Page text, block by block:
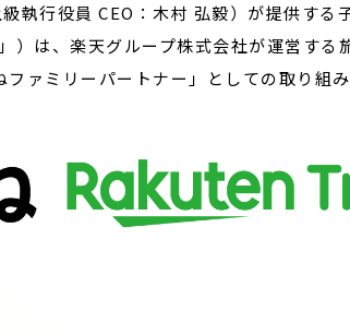
行役員 CEO：木村 弘毅）が提供する
は、楽天グループ株式会社が運営する
ァミリーパートナー」としての取り組み